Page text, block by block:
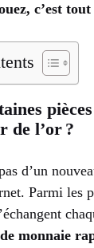
c’est
de l’or ?
d’un
Parmi les
monnaie